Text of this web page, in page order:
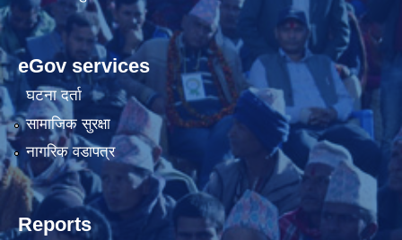
eGov services
घटना दर्ता
सामाजिक सुरक्षा
नागरिक वडापत्र
Reports